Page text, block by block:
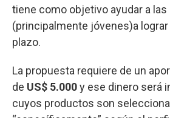
tiene como objetivo ayudar a
(principalmente jóvenes)a
plazo.
La propuesta requiere de un
de US$ 5.000y ese dinero será
cuyos productos son